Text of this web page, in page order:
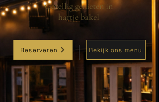
Gezellig genieten in
hartje bakel
Reserveren Bekijk ons menu